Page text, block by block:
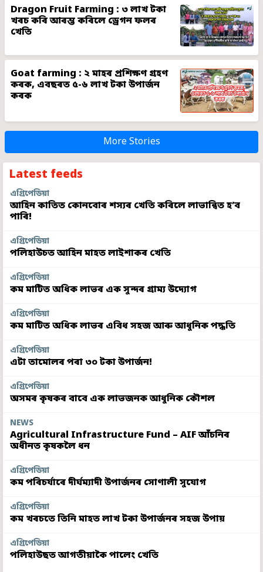
Dragon Fruit Farming : ৩ লাখ টকা
খৰচ কৰি আৰম্ভ কৰিলে ড্ৰেগন ফলৰ
খেতি
Goat farming : ২ মাহৰ প্ৰশিক্ষণ গ্ৰহণ
কৰক, এবছৰত ৫-৬ লাখ টকা উপাৰ্জন
কৰক
More Stories
Latest feeds
এগ্ৰিপেডিয়া
আহিন কাতিত কোনবোৰ শস্যৰ খেতি কৰিলে লাভান্বিত হ’ব
পাৰি!
এগ্ৰিপেডিয়া
পলিহাউচত আহিন মাহত লাইশাকৰ খেতি
এগ্ৰিপেডিয়া
কম মাটিত অধিক লাভৰ এক সুন্দৰ গ্ৰাম্য উদ্যোগ
এগ্ৰিপেডিয়া
কম মাটিত অধিক লাভৰ এবিধ সহজ আৰু আধুনিক পদ্ধতি
এগ্ৰিপেডিয়া
এটা তামোলৰ পৰা ৩০ টকা উপাৰ্জন!
এগ্ৰিপেডিয়া
অসমৰ কৃষকৰ বাবে এক লাভজনক আধুনিক কৌশল
NEWS
Agricultural Infrastructure Fund – AIF আঁচনিৰ
অধীনত কৃষকলৈ ধন
এগ্ৰিপেডিয়া
কম পৰিচৰ্যাৰে দীৰ্ঘম্যাদী উপাৰ্জনৰ সোণালী সুযোগ
এগ্ৰিপেডিয়া
কম খৰচতে তিনি মাহত লাখ টকা উপাৰ্জনৰ সহজ উপায়
এগ্ৰিপেডিয়া
পলিহাউছত আগতীয়াকৈ পালেং খেতি